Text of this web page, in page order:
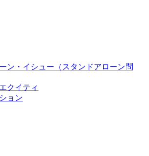
ン・イシュー（スタンドアローン問
クイティ
ョン